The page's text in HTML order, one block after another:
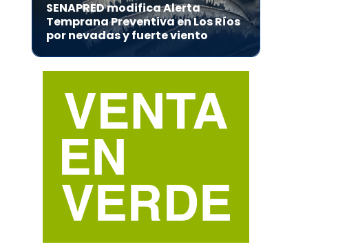
SENAPRED modifica Alerta
Temprana Preventiva en Los Ríos
por nevadas y fuerte viento